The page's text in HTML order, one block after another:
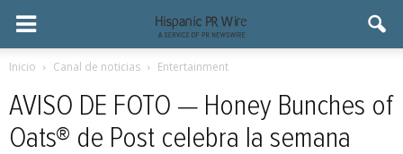
Inicio Canal de noticias Entertainment
AVISO DE FOTO — Honey Bunches of
Oats® de Post celebra la semana